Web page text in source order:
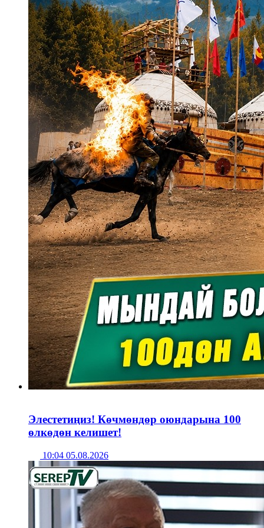
Элестетиңиз! Көчмөндөр оюндарына 100
өлкөдөн келишет!
10:04 05.08.2026